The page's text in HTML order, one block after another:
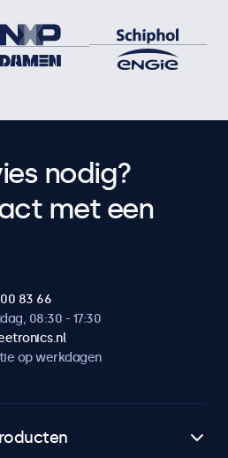
nodig?
met een
83 66
08:30 - 17:30
op werkdagen